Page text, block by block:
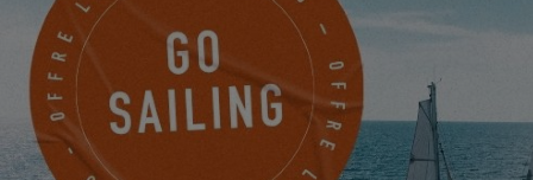
PRENEZ RENDEZ-VOUS
CONTACTEZ UN AGENT EXCESS